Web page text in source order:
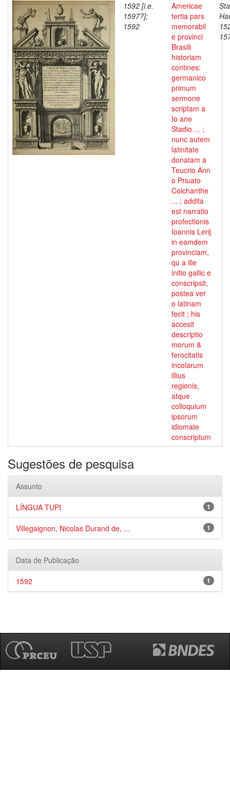
1592 [i.e.
1597?];
1592
Americae
tertia pars
memorabil
e provinci
Brasili
historiam
contines:
germanico
primum
sermone
scriptam a
Io ane
Stadio ... ;
nunc autem
latinitate
donatam a
Teucrio Ann
o Priuato
Colchanthe
... ; addita
est narratio
profectionis
Ioannis Lerij
in eamdem
provinciam,
qu a ille
initio gallic e
conscripsit,
postea ver
o latinam
fecit ; his
accesit
descriptio
morum &
ferocitatis
incolarum
illius
regionis,
atque
colloquium
ipsorum
idiomate
conscriptum
Sugestões de pesquisa
Assunto
1
LÍNGUA TUPI
1
Villegaignon, Nicolas Durand de, ...
Data de Publicação
1
1592